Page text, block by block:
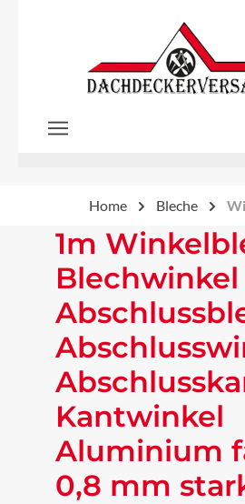
Zum Hauptinhalt springen
Home Bleche
1m
Kantwinkel
Aluminium
0,8 mm